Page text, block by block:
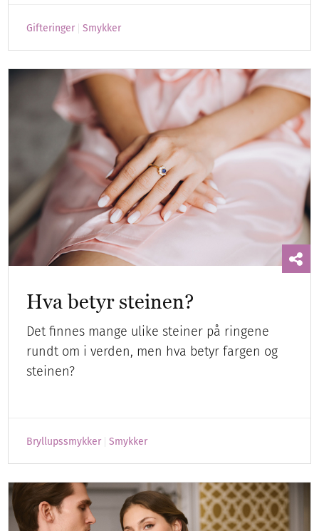
Gifteringer Smykker
Hva betyr steinen?
Det finnes mange ulike steiner på ringene
rundt om i verden, men hva betyr fargen og
steinen?
Bryllupssmykker Smykker